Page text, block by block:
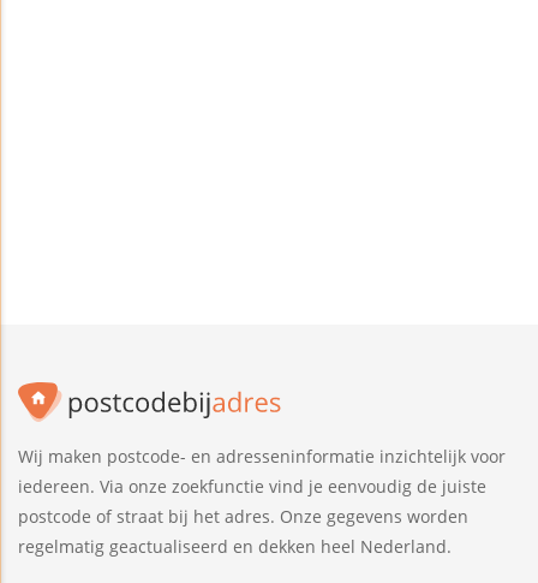
Wij maken postcode- en adresseninformatie inzichtelijk voor
iedereen. Via onze zoekfunctie vind je eenvoudig de juiste
postcode of straat bij het adres. Onze gegevens worden
regelmatig geactualiseerd en dekken heel Nederland.